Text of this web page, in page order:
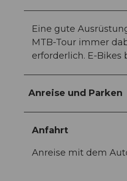
Eine gute
MTB-Tour immer
erforderlich. E-
Anreise und Parken
Anfahrt
Anreise mit dem